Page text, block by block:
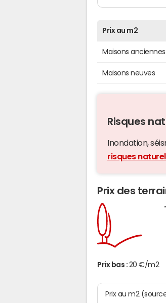
Prix au m2
Maisons anciennes
Maisons neuves
Risques
Inondation,
risques
Prix des
Prix bas : 20 €/m2
Prix au m2